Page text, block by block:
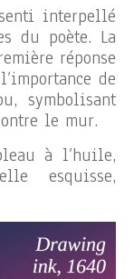
interpellé
du poète. La
réponse
de
symbolisant
le mur.
à l’huile,
esquisse,